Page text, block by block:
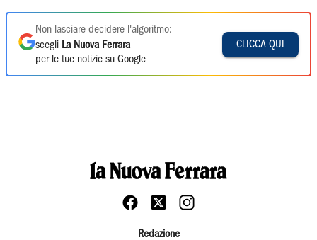
Non lasciare decidere l'algoritmo:
scegli La Nuova Ferrara
per le tue notizie su Google
CLICCA QUI
Redazione